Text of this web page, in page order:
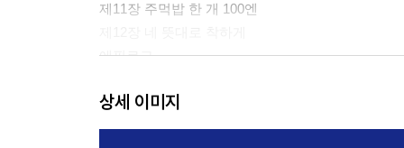
제11장 주먹밥 한 개 100엔
에필로그
소곤소곤 조지와 해럴드의 꿀팁
상세 이미지